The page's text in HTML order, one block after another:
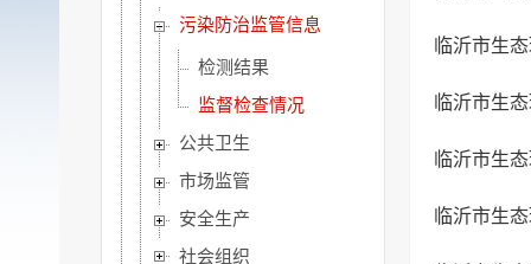
污染防治监管信息
检测结果
监督检查情况
公共卫生
市场监管
安全生产
社会组织
临沂市生
临沂市生
临沂市生
临沂市生